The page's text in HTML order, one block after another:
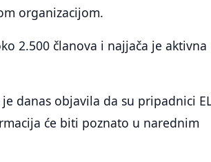
organizacijom.
2.500 članova i najjača je aktivna
danas objavila da su pripadnici
će biti poznato u narednim